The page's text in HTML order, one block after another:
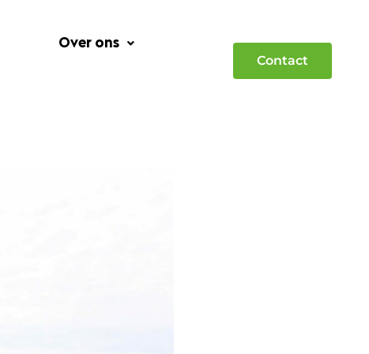
Over ons
Contact